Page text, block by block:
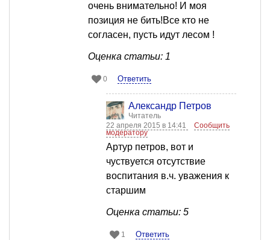
очень внимательно! И моя
позиция не бить!Все кто не
согласен, пусть идут лесом !
Оценка статьи: 1
0 Ответить
Александр Петров
Читатель
22 апреля 2015 в 14:41
Сообщить
модератору
Артур петров, вот и
чуствуется отсутствие
воспитания в.ч. уважения к
старшим
Оценка статьи: 5
1 Ответить